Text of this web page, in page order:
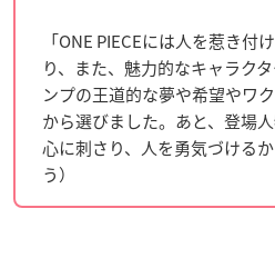
「ONE PIECEには人を惹き付
り、また、魅力的なキャラク
ンプの王道的な夢や希望やワ
から選びました。あと、登場
心に刺さり、人を勇気づける
う）